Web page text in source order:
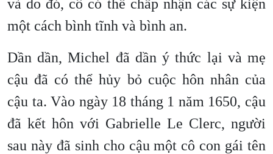
và do đó, cô có thể chấp nhận các sự kiện
một cách bình tĩnh và bình an.
Dần dần, Michel đã dần ý thức lại và mẹ
cậu đã có thể hủy bỏ cuộc hôn nhân của
cậu ta. Vào ngày 18 tháng 1 năm 1650, cậu
đã kết hôn với Gabrielle Le Clerc, người
sau này đã sinh cho cậu một cô con gái tên